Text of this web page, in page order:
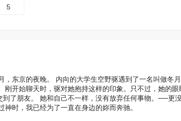
5
，东京的夜晚。 内向的大学生空野驱遇到了一名叫做冬
开始聊天时，驱对她抱持这样的印象。只不过，她的
了朋友。 她和自己不一样，没有放弃任何事物。──更
时，我已经为了一直在身边的妳而奔驰。